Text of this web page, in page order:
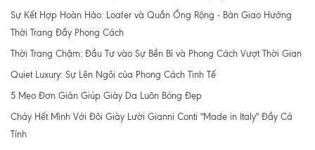
Sự Kết Hợp Hoàn Hảo: Loafer và Quần Ống Rộng - Bản Giao Hưởng
Thời Trang Đầy Phong Cách
Thời Trang Chậm: Đầu Tư vào Sự Bền Bỉ và Phong Cách Vượt Thời Gian
Quiet Luxury: Sự Lên Ngôi của Phong Cách Tinh Tế
5 Mẹo Đơn Giản Giúp Giày Da Luôn Bóng Đẹp
Cháy Hết Mình Với Đôi Giày Lười Gianni Conti "Made in Italy" Đầy Cá
Tính